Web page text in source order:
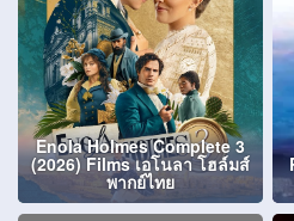
Enola Holmes Complete 3
(2026) Films เอโนลา โฮล์มส์
พากย์ไทย